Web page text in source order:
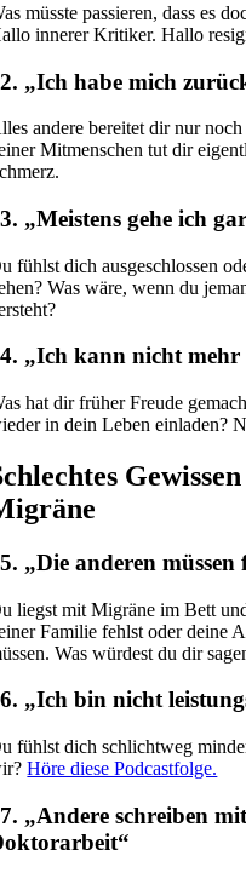
müsste passieren, dass es
innerer Kritiker. Hallo
„Ich habe mich
andere bereitet dir nur
Mitmenschen tut dir
„Meistens gehe ich
fühlst dich ausgeschlossen
Was wäre, wenn du
„Ich kann nicht
hat dir früher Freude
in dein Leben einladen?
„Die anderen
liegst mit Migräne im Bett
Familie fehlst oder deine
Was würdest du dir
„Ich bin nicht
fühlst dich schlichtweg
Höre diese Podcastfolge.
„Andere schreiben